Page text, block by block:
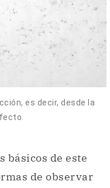
es decir, desde la
básicos de este
de observar